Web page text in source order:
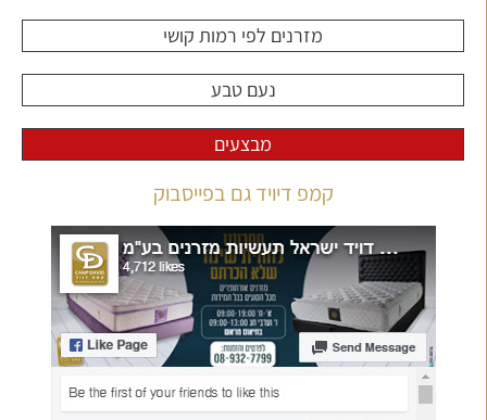
מזרנים לפי רמות קושי
נעם טבע
מבצעים
קמפ דיויד גם בפייסבוק